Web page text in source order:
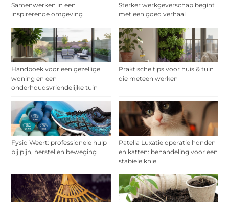
Samenwerken in een
inspirerende omgeving
Sterker werkgeverschap begint
met een goed verhaal
Handboek voor een gezellige
woning en een
onderhoudsvriendelijke tuin
Praktische tips voor huis & tuin
die meteen werken
Fysio Weert: professionele hulp
bij pijn, herstel en beweging
Patella Luxatie operatie honden
en katten: behandeling voor een
stabiele knie